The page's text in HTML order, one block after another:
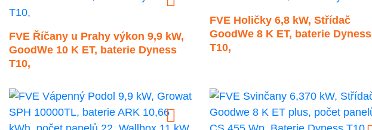
FVE Říčany u Prahy výkon 9,9 kW,
GoodWe 10 K ET, baterie Dyness
T10,
FVE Holičky 6,8 kW, Střídač
GoodWe 8 K ET, baterie Dyness
T10,